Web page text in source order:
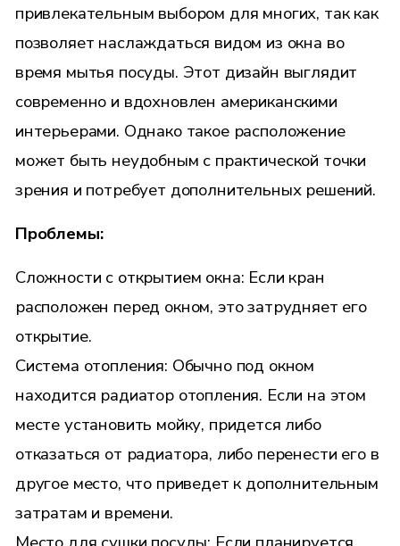
привлекательным выбором для многих, так как
позволяет наслаждаться видом из окна во
время мытья посуды. Этот дизайн выглядит
современно и вдохновлен американскими
интерьерами. Однако такое расположение
может быть неудобным с практической точки
зрения и потребует дополнительных решений.
Проблемы:
Сложности с открытием окна: Если кран
расположен перед окном, это затрудняет его
открытие.
Система отопления: Обычно под окном
находится радиатор отопления. Если на этом
месте установить мойку, придется либо
отказаться от радиатора, либо перенести его в
другое место, что приведет к дополнительным
затратам и времени.